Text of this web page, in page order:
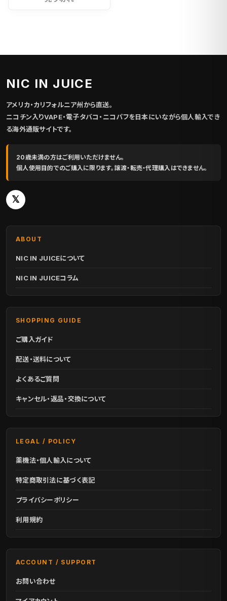
NIC IN JUICE
アメリカ・カリフォルニア州から直送。
ニコチン入りVAPE・電子タバコ・ニコパフを日本にいながら個人輸入でき
る海外通販サイトです。
20歳未満の方はご利用いただけません。
個人使用目的でのご購入に限ります。譲渡・転売・代理購入はできません。
𝕏
ABOUT
NIC IN JUICEについて
NIC IN JUICEコラム
SHOPPING GUIDE
ご購入ガイド
配送・送料について
よくあるご質問
キャンセル・返品・交換について
LEGAL / POLICY
薬機法・個人輸入について
特定商取引法に基づく表記
プライバシーポリシー
利用規約
ACCOUNT / SUPPORT
お問い合わせ